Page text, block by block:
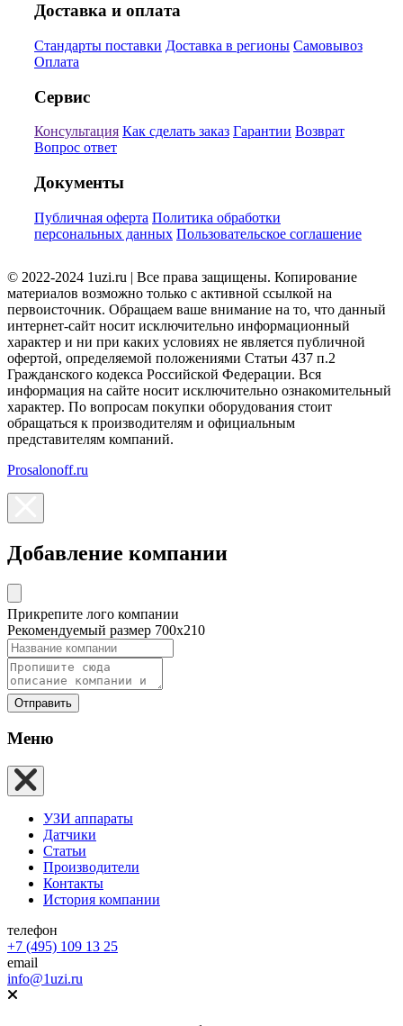
Доставка и оплата
Стандарты поставки Доставка в регионы Самовывоз
Оплата
Сервис
Консультация Как сделать заказ Гарантии Возврат
Вопрос ответ
Документы
Публичная оферта Политика обработки
персональных данных Пользовательское соглашение
© 2022-2024 1uzi.ru | Все права защищены. Копирование
материалов возможно только с активной ссылкой на
первоисточник. Обращаем ваше внимание на то, что данный
интернет-сайт носит исключительно информационный
характер и ни при каких условиях не является публичной
офертой, определяемой положениями Статьи 437 п.2
Гражданского кодекса Российской Федерации. Вся
информация на сайте носит исключительно ознакомительный
характер. По вопросам покупки оборудования стоит
обращаться к производителям и официальным
представителям компаний.
Prosalonoff.ru
Добавление компании
Прикрепите лого компании
Рекомендуемый размер 700х210
Отправить
Меню
УЗИ аппараты
Датчики
Статьи
Производители
Контакты
История компании
телефон
+7 (495) 109 13 25
email
info@1uzi.ru